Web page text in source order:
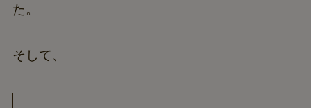
た。
そして、